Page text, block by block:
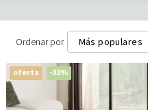
Ordenar por Más populares
Más recientes
oferta -33%